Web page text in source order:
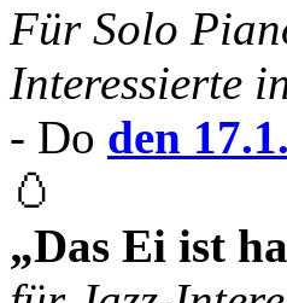
Für Solo
Interessierte
- Do den
🥚
„Das Ei ist